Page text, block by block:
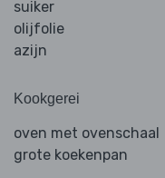
suiker
olijfolie
azijn
Kookgerei
oven met ovenschaal
grote koekenpan